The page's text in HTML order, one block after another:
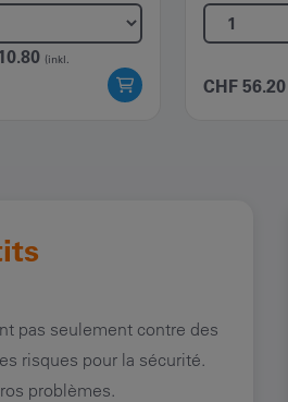
(inkl.
CHF56.20
pas seulement contre des
risques pour la sécurité.
problèmes.